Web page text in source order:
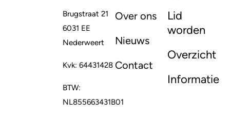
Brugstraat 21
6031 EE
Nederweert
Kvk: 64431428
BTW:
NL855663431B01
Over ons
Nieuws
Contact
Lid
worden
Overzicht
Informatie